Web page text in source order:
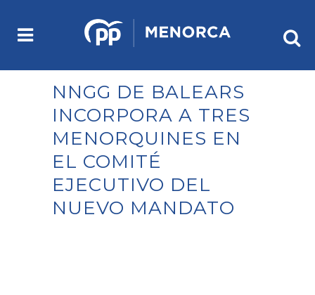
NNGG DE BALEARS
INCORPORA A TRES
MENORQUINES EN
EL COMITÉ
EJECUTIVO DEL
NUEVO MANDATO